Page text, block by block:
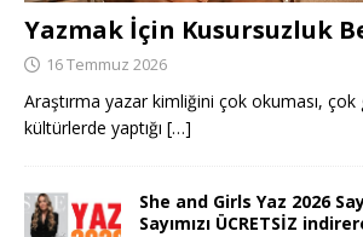
Yazmak İçin Kusursuzluk
16 Temmuz 2026
Araştırma yazar kimliğini çok okuması, çok
kültürlerde yaptığı […]
She and Girls Yaz 2026
Sayımızı ÜCRETSİZ